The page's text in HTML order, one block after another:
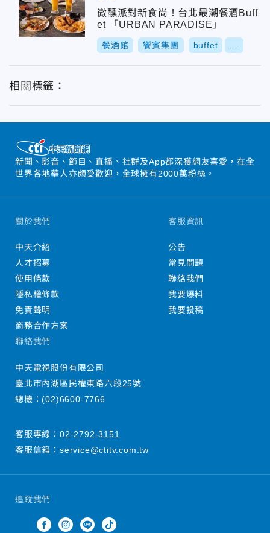
微醺派對新食尚！台北最潮餐酒Buff
et 「URBAN PARADISE」
餐酒館 饗賓集團 buffet
相關標籤：
新聞、影音、節目、直播、社群及App都深獲網友喜愛，在全
世界各地華人亦頗受歡迎，全球擁有2000萬粉絲。
追蹤我們
關於我們
中天介紹
人才招募
使用條款
隱私權條款
免責聲明
商務合作方案
客服資訊
公告
常見問題
聯絡我們
我要爆料
我要投稿
聯絡我們
中天電視股份有限公司
臺北市內湖區民權東路六段25號
總機：(02)6600-7766
客服專線： 02-2792-3151
客服信箱： service@ctitv.com.tw